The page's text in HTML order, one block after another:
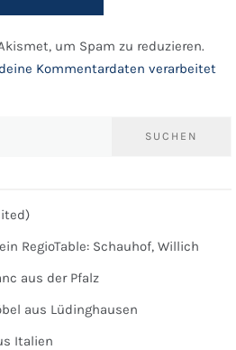
um Spam zu reduzieren.
Kommentardaten verarbeitet
RegioTable: Schauhof, Willich
aus der Pfalz
aus Lüdinghausen
Italien